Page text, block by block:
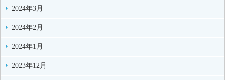
2024年3月
2024年2月
2024年1月
2023年12月